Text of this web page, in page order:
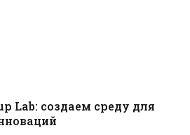
Lab: создаем среду для